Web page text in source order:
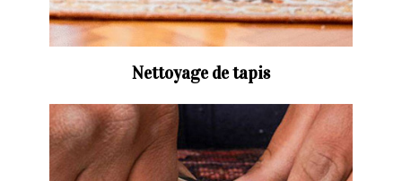
Nettoyage de tapis